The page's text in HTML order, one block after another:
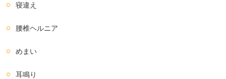
寝違え
腰椎ヘルニア
めまい
耳鳴り